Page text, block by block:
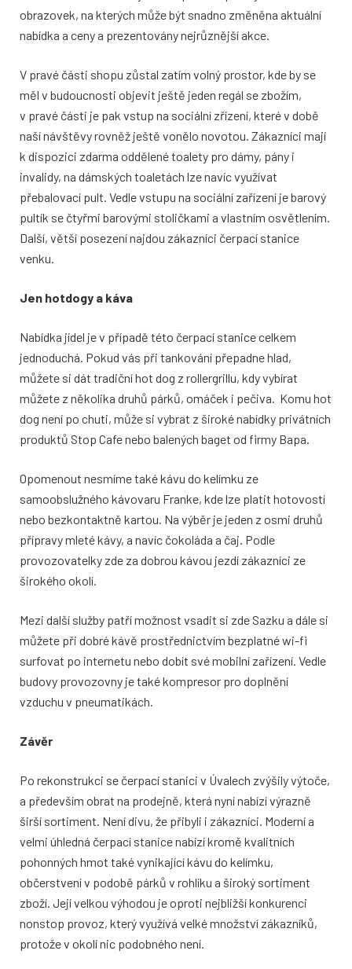
obrazovek, na kterých může být snadno změněna aktuální
nabídka a ceny a prezentovány nejrůznější akce.
V pravé části shopu zůstal zatím volný prostor, kde by se
měl v budoucnosti objevit ještě jeden regál se zbožím,
v pravé části je pak vstup na sociální zřízení, které v době
naší návštěvy rovněž ještě vonělo novotou. Zákazníci mají
k dispozici zdarma oddělené toalety pro dámy, pány i
invalidy, na dámských toaletách lze navíc využívat
přebalovací pult. Vedle vstupu na sociální zařízení je barový
pultík se čtyřmi barovými stoličkami a vlastním osvětlením.
Další, větší posezení najdou zákazníci čerpací stanice
venku.
Jen hotdogy a káva
Nabídka jídel je v případě této čerpací stanice celkem
jednoduchá. Pokud vás při tankování přepadne hlad,
můžete si dát tradiční hot dog z rollergrillu, kdy vybírat
můžete z několika druhů párků, omáček i pečiva. Komu hot
dog není po chuti, může si vybrat z široké nabídky privátních
produktů Stop Cafe nebo balených baget od firmy Bapa.
Opomenout nesmíme také kávu do kelímku ze
samoobslužného kávovaru Franke, kde lze platit hotovostí
nebo bezkontaktně kartou. Na výběr je jeden z osmi druhů
přípravy mleté kávy, a navíc čokoláda a čaj. Podle
provozovatelky zde za dobrou kávou jezdí zákazníci ze
širokého okolí.
Mezi další služby patří možnost vsadit si zde Sazku a dále si
můžete při dobré kávě prostřednictvím bezplatné wi-fi
surfovat po internetu nebo dobít své mobilní zařízení. Vedle
budovy provozovny je také kompresor pro doplnění
vzduchu v pneumatikách.
Závěr
Po rekonstrukci se čerpací stanici v Úvalech zvýšily výtoče,
a především obrat na prodejně, která nyní nabízí výrazně
širší sortiment. Není divu, že přibyli i zákazníci. Moderní a
velmi úhledná čerpací stanice nabízí kromě kvalitních
pohonných hmot také vynikající kávu do kelímku,
občerstvení v podobě párků v rohlíku a široký sortiment
zboží. Její velkou výhodou je oproti nejbližší konkurenci
nonstop provoz, který využívá velké množství zákazníků,
protože v okolí nic podobného není.